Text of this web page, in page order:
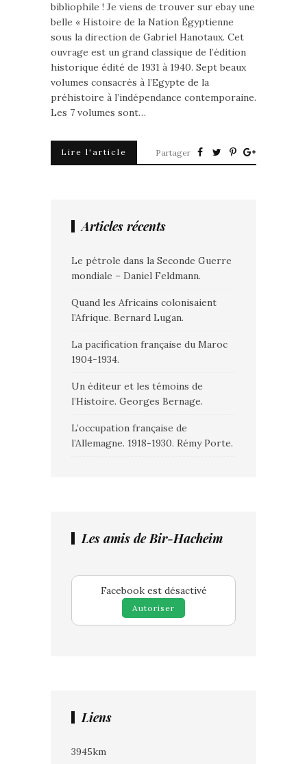
bibliophile ! Je viens de trouver sur ebay une
belle « Histoire de la Nation Égyptienne
sous la direction de Gabriel Hanotaux. Cet
ouvrage est un grand classique de l’édition
historique édité de 1931 à 1940. Sept beaux
volumes consacrés à l’Egypte de la
préhistoire à l’indépendance contemporaine.
Les 7 volumes sont…
Lire l'article Partager
Articles récents
Le pétrole dans la Seconde Guerre
mondiale – Daniel Feldmann.
Quand les Africains colonisaient
l’Afrique. Bernard Lugan.
La pacification française du Maroc
1904-1934.
Un éditeur et les témoins de
l’Histoire. Georges Bernage.
L’occupation française de
l’Allemagne. 1918-1930. Rémy Porte.
Les amis de Bir-Hacheim
Facebook est désactivé
Autoriser
Liens
3945km